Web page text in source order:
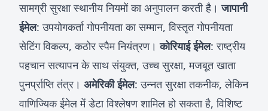
सामग्री सुरक्षा स्थानीय नियमों का अनुपालन करती है।जापानी
ईमेल: उपयोगकर्ता गोपनीयता का सम्मान, विस्तृत गोपनीयता
सेटिंग विकल्प, कठोर स्पैम नियंत्रण।कोरियाई ईमेल: राष्ट्रीय
पहचान सत्यापन के साथ संयुक्त, उच्च सुरक्षा, मजबूत खाता
पुनर्प्राप्ति तंत्र। अमेरिकी ईमेल: उन्नत सुरक्षा तकनीक, लेकिन
वाणिज्यिक ईमेल में डेटा विश्लेषण शामिल हो सकता है, विशिष्ट